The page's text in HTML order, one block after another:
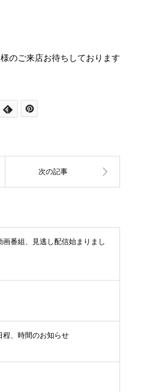
のご来店お待ちしております
画番組、見逃し配信始まりまし
程、時間のお知らせ